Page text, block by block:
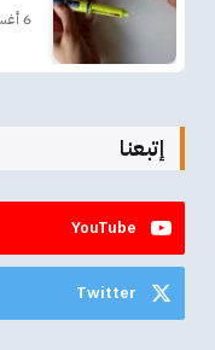
6 أغسطس، 2026
إتبعنا
YouTube
Twitter